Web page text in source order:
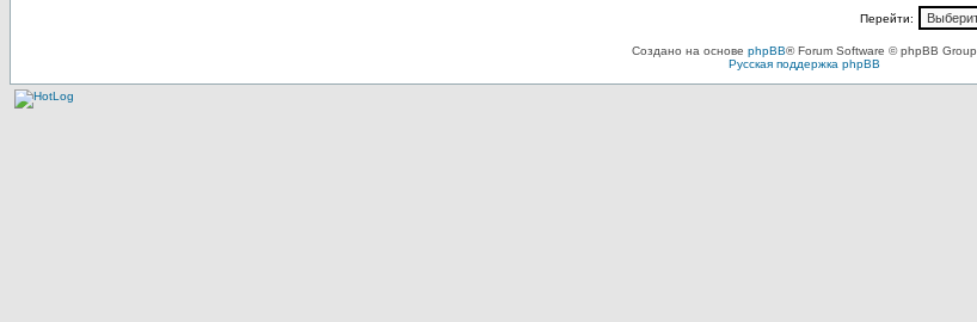
Перейти:
Создано на основе phpBB® Forum Software © phpBB Group
Русская поддержка phpBB